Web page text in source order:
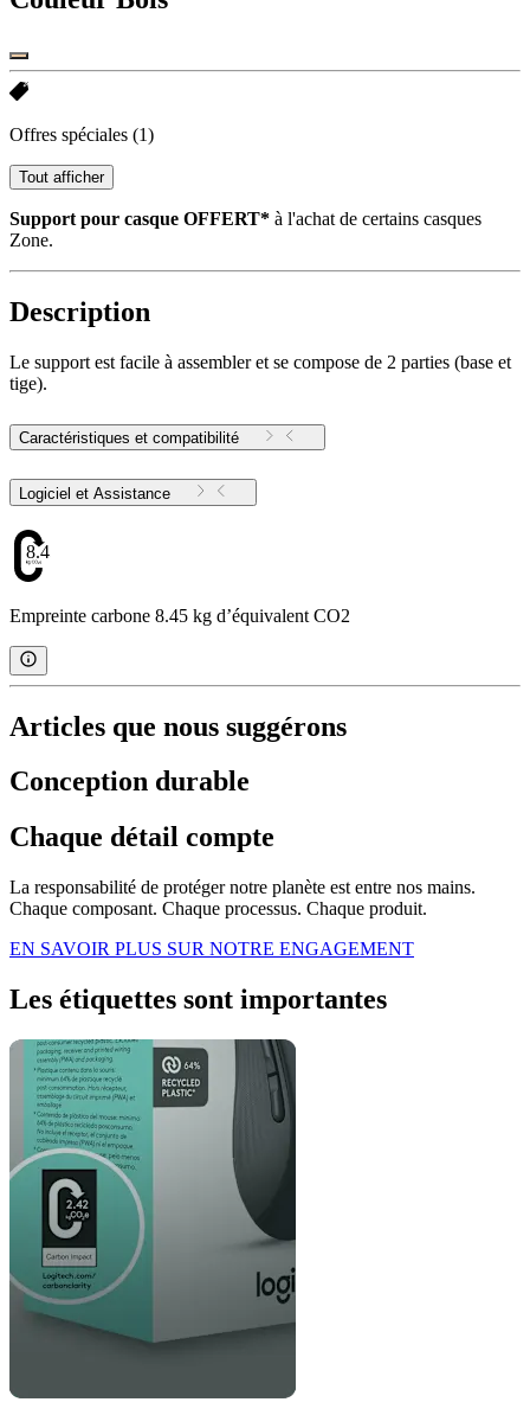
Offres spéciales (1)
Tout afficher
Support pour casque OFFERT* à l'achat de certains casques
Zone.
Description
Le support est facile à assembler et se compose de 2 parties (base et
tige).
Caractéristiques et compatibilité
Logiciel et Assistance
8.45
Empreinte carbone 8.45 kg d’équivalent CO2
Articles que nous suggérons
Conception durable
Chaque détail compte
La responsabilité de protéger notre planète est entre nos mains.
Chaque composant. Chaque processus. Chaque produit.
EN SAVOIR PLUS SUR NOTRE ENGAGEMENT
Les étiquettes sont importantes